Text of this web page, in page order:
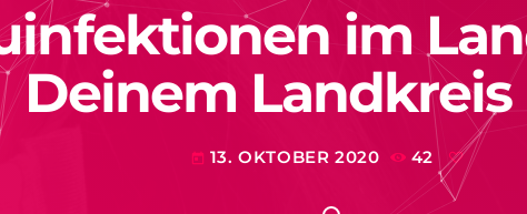
im
Deinem Landkreis
today 13. OKTOBER 2020 42